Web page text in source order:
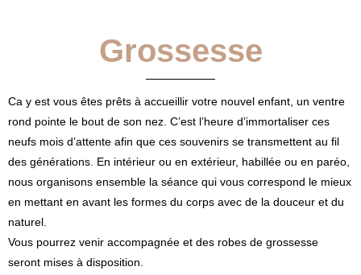
Grossesse
Ca y est vous êtes prêts à accueillir votre nouvel enfant, un ventre
rond pointe le bout de son nez. C’est l’heure d’immortaliser ces
neufs mois d’attente afin que ces souvenirs se transmettent au fil
des générations. En intérieur ou en extérieur, habillée ou en paréo,
nous organisons ensemble la séance qui vous correspond le mieux
en mettant en avant les formes du corps avec de la douceur et du
naturel.
Vous pourrez venir accompagnée et des robes de grossesse
seront mises à disposition.